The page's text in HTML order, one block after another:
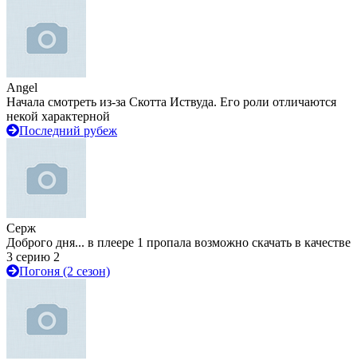
Angel
Начала смотреть из-за Скотта Иствуда. Его роли отличаются
некой характерной
Последний рубеж
Серж
Доброго дня... в плеере 1 пропала возможно скачать в качестве
3 серию 2
Погоня (2 сезон)